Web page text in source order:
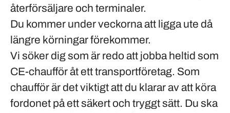
återförsäljare och terminaler.
Du kommer under veckorna att ligga ute då
längre körningar förekommer.
Vi söker dig som är redo att jobba heltid som
CE-chaufför åt ett transportföretag. Som
chaufför är det viktigt att du klarar av att köra
fordonet på ett säkert och tryggt sätt. Du ska